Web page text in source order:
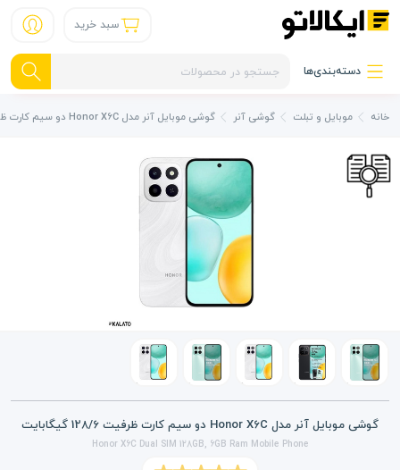
سبد خرید
دسته‌بندی‌ها
خانه موبایل و تبلت گوشی آنر گوشی موبایل آنر مدل Honor X6C دو سیم کارت ظرفیت 128/6 گیگابایت
گوشی موبایل آنر مدل Honor X6C دو سیم کارت ظرفیت 128/6 گیگابایت
Honor X6C Dual SIM 128GB, 6GB Ram Mobile Phone